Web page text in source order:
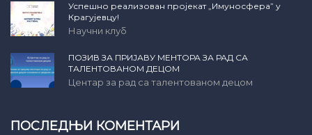
Успешно реализован пројекат „Имуносфера” у
Крагујевцу!
Научни клуб
ПОЗИВ ЗА ПРИЈАВУ МЕНТОРА ЗА РАД СА
ТАЛЕНТОВАНОМ ДЕЦОМ
Центар за рад са талентованом децом
ПОСЛЕДЊИ КОМЕНТАРИ